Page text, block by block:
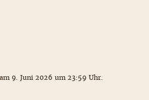
9. Juni 2026 um 23:59 Uhr.